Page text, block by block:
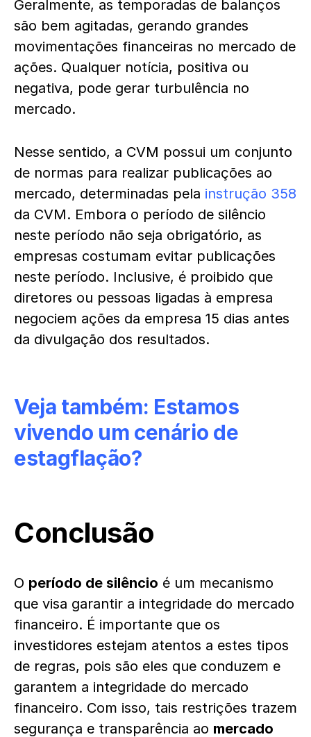
Geralmente, as temporadas de balanços
são bem agitadas, gerando grandes
movimentações financeiras no mercado de
ações. Qualquer notícia, positiva ou
negativa, pode gerar turbulência no
mercado.
Nesse sentido, a CVM possui um conjunto
de normas para realizar publicações ao
mercado, determinadas pela instrução 358
da CVM. Embora o período de silêncio
neste período não seja obrigatório, as
empresas costumam evitar publicações
neste período. Inclusive, é proibido que
diretores ou pessoas ligadas à empresa
negociem ações da empresa 15 dias antes
da divulgação dos resultados.
Veja também: Estamos
vivendo um cenário de
estagflação?
Conclusão
O período de silêncio é um mecanismo
que visa garantir a integridade do mercado
financeiro. É importante que os
investidores estejam atentos a estes tipos
de regras, pois são eles que conduzem e
garantem a integridade do mercado
financeiro. Com isso, tais restrições trazem
segurança e transparência ao mercado